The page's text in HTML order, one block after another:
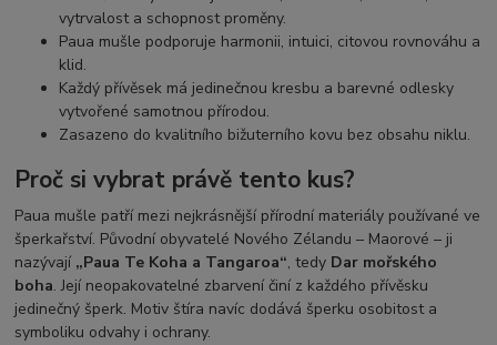
vytrvalost a schopnost proměny.
Paua mušle podporuje harmonii, intuici, citovou rovnováhu a
klid.
Každý přívěsek má jedinečnou kresbu a barevné odlesky
vytvořené samotnou přírodou.
Zasazeno do kvalitního bižuterního kovu bez obsahu niklu.
Proč si vybrat právě tento kus?
Paua mušle patří mezi nejkrásnější přírodní materiály používané ve
šperkařství. Původní obyvatelé Nového Zélandu – Maorové – ji
nazývají „Paua Te Koha a Tangaroa“, tedy Dar mořského
boha. Její neopakovatelné zbarvení činí z každého přívěsku
jedinečný šperk. Motiv štíra navíc dodává šperku osobitost a
symboliku odvahy i ochrany.